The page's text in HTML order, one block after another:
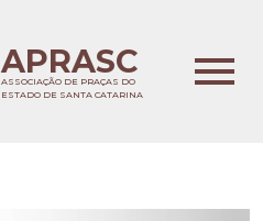
APRASC
ASSOCIAÇÃO DE PRAÇAS DO
ESTADO DE SANTA CATARINA